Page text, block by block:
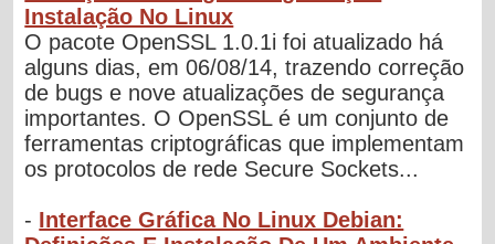
Instalação No Linux
O pacote OpenSSL 1.0.1i foi atualizado há
alguns dias, em 06/08/14, trazendo correção
de bugs e nove atualizações de segurança
importantes. O OpenSSL é um conjunto de
ferramentas criptográficas que implementam
os protocolos de rede Secure Sockets...
- Interface Gráfica No Linux Debian: